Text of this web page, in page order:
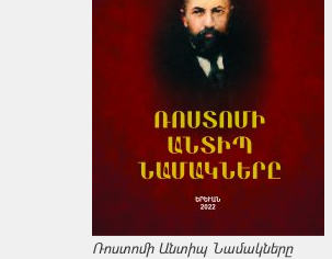
Ռոստոմի Անտիպ Նամակները